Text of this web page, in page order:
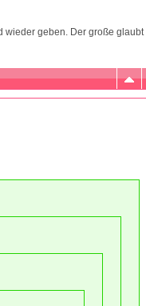
wieder geben. Der große glaubt